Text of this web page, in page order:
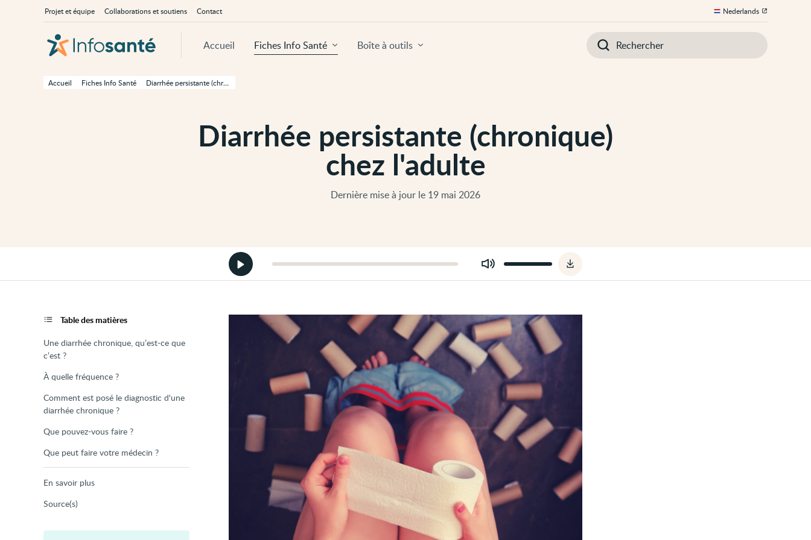
Diarrhée persistante (chronique)
chez l'adulte
Dernière mise à jour le 19 mai 2026
Accueil Fiches Info Santé Diarrhée persistante (chronique) chez l'adulte
principale
Accueil Fiches Info Santé Boîte à outils
Introduisez
votre
recherche
À
propos
Projet et équipe Collaborations et soutiens Contact Nederlands
Télécharger
le
persistante
Démarrer
la
version
page
Modifier
volume
Table des matières
Une diarrhée chronique, qu’est-ce que
c’est ?
À quelle fréquence ?
Comment est posé le diagnostic d'une
diarrhée chronique ?
Que pouvez-vous faire ?
Que peut faire votre médecin ?
En savoir plus
Source(s)